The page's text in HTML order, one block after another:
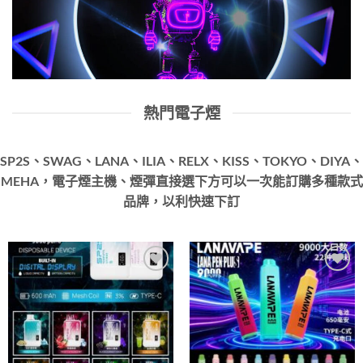
熱門電子煙
SP2S、SWAG、LANA、ILIA、RELX、KISS、TOKYO、DIYA、
MEHA，電子煙主機、煙彈直接選下方可以一次能訂購多種款式
品牌，以利快速下訂
Add to
wishlist
Add to
wishlist